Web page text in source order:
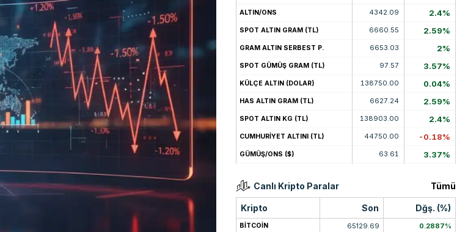
ALTIN/ONS 4342.09 2.4%
SPOT ALTIN GRAM (TL) 6660.55 2.59%
GRAM ALTIN SERBEST P. 6653.03 2%
SPOT GÜMÜŞ GRAM (TL) 97.57 3.57%
KÜLÇE ALTIN (DOLAR) 138750.00 0.04%
HAS ALTIN GRAM (TL) 6627.24 2.59%
SPOT ALTIN KG (TL) 138903.00 2.4%
CUMHURİYET ALTINI (TL) 44750.00 -0.18%
GÜMÜŞ/ONS ($) 63.61 3.37%
Canlı Kripto Paralar Tümü
Kripto Son Dğş. (%)
BITCOIN 65129.69 0.2887%